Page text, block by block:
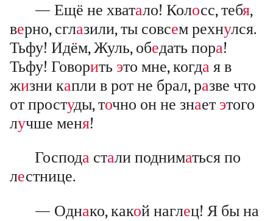
— Ещё не хватало! Колосс, тебя,
верно, сглазили, ты совсем рехнулся.
Тьфу! Идём, Жуль, обедать пора!
Тьфу! Говорить это мне, когда я в
жизни капли в рот не брал, разве что
от простуды, точно он не знает этого
лучше меня!
Господастали подниматься по
лестнице.
— Однако, какой наглец! Я бы на